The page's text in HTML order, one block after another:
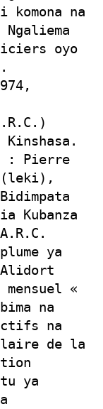
komona na
oyo
: Pierre
(leki),
Kubanza
ya
Alidort
«
na
na
de la
ya